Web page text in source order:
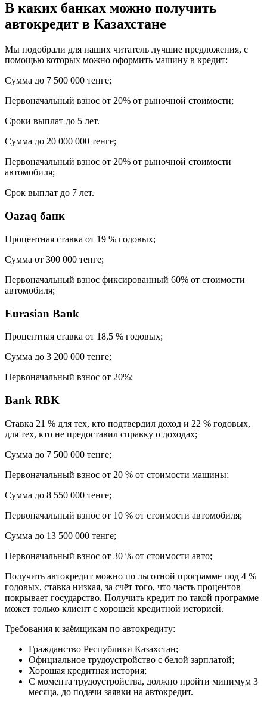
В каких банках можно получить
автокредит в Казахстане
Мы подобрали для наших читатель лучшие предложения, с
помощью которых можно оформить машину в кредит:
Сумма до 7 500 000 тенге;
Первоначальный взнос от 20% от рыночной стоимости;
Сроки выплат до 5 лет.
Сумма до 20 000 000 тенге;
Первоначальный взнос от 20% от рыночной стоимости
автомобиля;
Срок выплат до 7 лет.
Oazaq банк
Процентная ставка от 19 % годовых;
Сумма от 300 000 тенге;
Первоначальный взнос фиксированный 60% от стоимости
автомобиля;
Eurasian Bank
Процентная ставка от 18,5 % годовых;
Сумма до 3 200 000 тенге;
Первоначальный взнос от 20%;
Bank RBK
Ставка 21 % для тех, кто подтвердил доход и 22 % годовых,
для тех, кто не предоставил справку о доходах;
Сумма до 7 500 000 тенге;
Первоначальный взнос от 20 % от стоимости машины;
Сумма до 8 550 000 тенге;
Первоначальный взнос от 10 % от стоимости автомобиля;
Сумма до 13 500 000 тенге;
Первоначальный взнос от 30 % от стоимости авто;
Получить автокредит можно по льготной программе под 4 %
годовых, ставка низкая, за счёт того, что часть процентов
покрывает государство. Получить кредит по такой программе
может только клиент с хорошей кредитной историей.
Требования к заёмщикам по автокредиту:
Гражданство Республики Казахстан;
Официальное трудоустройство с белой зарплатой;
Хорошая кредитная история;
С момента трудоустройства, должно пройти минимум 3
месяца, до подачи заявки на автокредит.